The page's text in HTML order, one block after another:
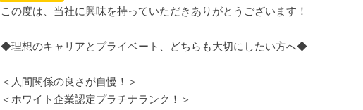
この度は、当社に興味を持っていただきありがとうございます！
◆理想のキャリアとプライベート、どちらも大切にしたい方へ◆
＜人間関係の良さが自慢！＞
＜ホワイト企業認定プラチナランク！＞